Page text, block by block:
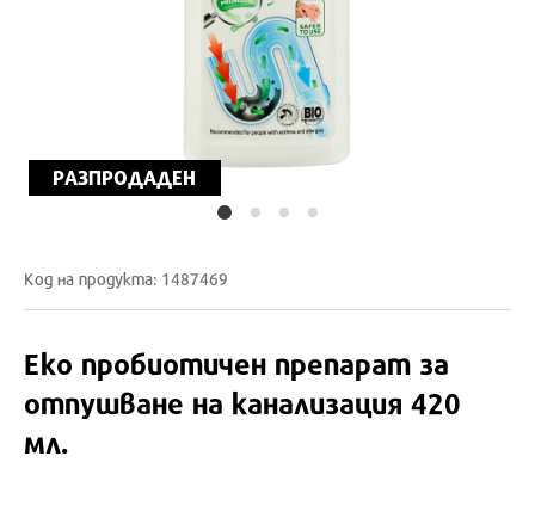
РАЗПРОДАДЕН
Код на продукта: 1487469
Еко пробиотичен препарат за
отпушване на канализация 420
мл.